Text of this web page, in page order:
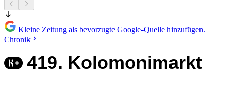
Kleine Zeitung als bevorzugte Google-Quelle hinzufügen.
Chronik
419. Kolomonimarkt